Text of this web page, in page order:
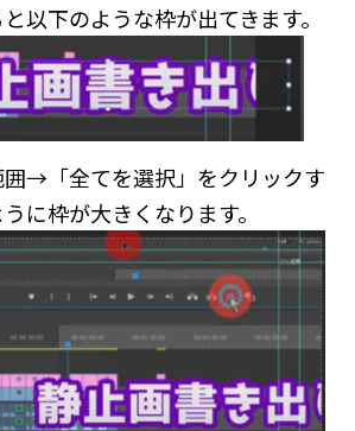
以下のような枠が出てきます。
囲→「全てを選択」をクリックす
に枠が大きくなります。